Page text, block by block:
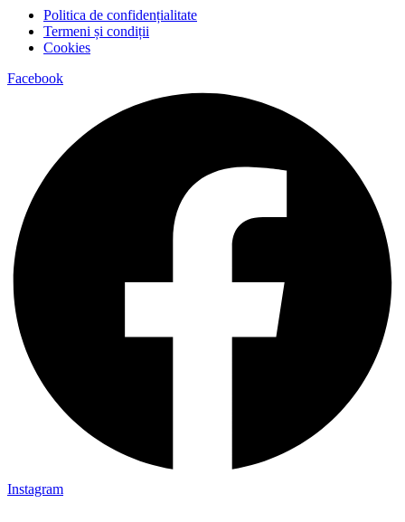
Politica de confidențialitate
Termeni și condiții
Cookies
Facebook
Instagram